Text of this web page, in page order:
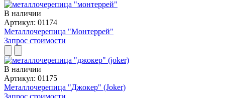
В наличии
Артикул: 01174
Металлочерепица "Монтеррей"
Запрос стоимости
В наличии
Артикул: 01175
Металлочерепица "Джокер" (Joker)
Запрос стоимости